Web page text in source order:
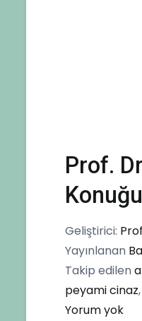
Prof.
Geliştirici:
Yayınlanan
Takip edilen
peyami cinaz,
Yorum yokProf.